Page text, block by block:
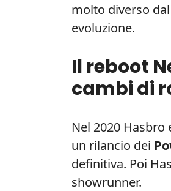
molto diverso
evoluzione.
Il reboot
cambi di
Nel 2020 Hasbro
un rilancio dei
definitiva. Poi
showrunner.